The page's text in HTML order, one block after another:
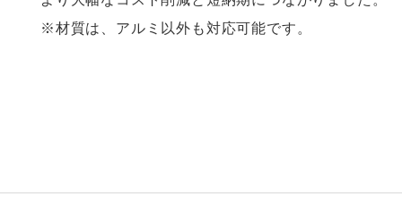
※材質は、アルミ以外も対応可能です。